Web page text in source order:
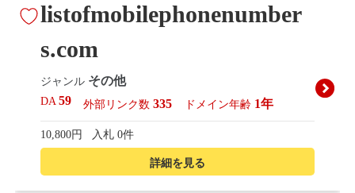
詳細を見る
listofmobilephonenumber
s.com
ジャンル その他
DA59 外部リンク数 335 ドメイン年齢 1年
10,800円 入札 0件